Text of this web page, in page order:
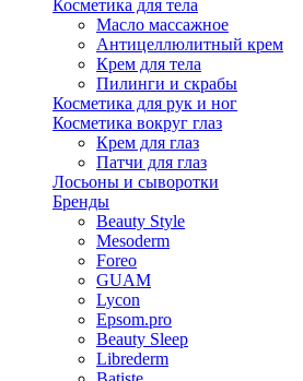
Косметика для тела
Масло массажное
Антицеллюлитный крем
Крем для тела
Пилинги и скрабы
Косметика для рук и ног
Косметика вокруг глаз
Крем для глаз
Патчи для глаз
Лосьоны и сыворотки
Бренды
Beauty Style
Mesoderm
Foreo
GUAM
Lycon
Epsom.pro
Beauty Sleep
Librederm